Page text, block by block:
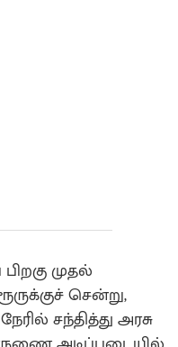
முதல்
சென்று,
சந்தித்து அரசு